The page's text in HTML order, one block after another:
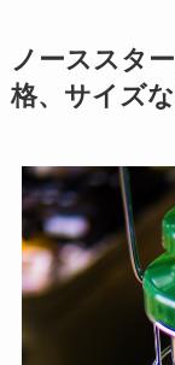
ノーススタ
格、サイズな